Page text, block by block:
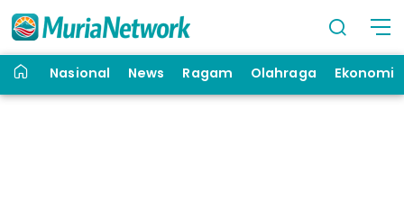
Nasional News Ragam Olahraga Ekonomi